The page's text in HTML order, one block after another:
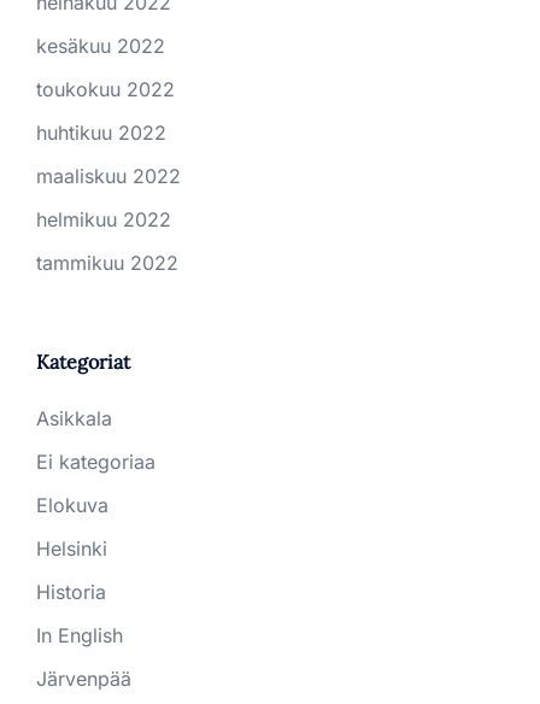
kesäkuu 2022
toukokuu 2022
huhtikuu 2022
maaliskuu 2022
helmikuu 2022
tammikuu 2022
Kategoriat
Asikkala
Ei kategoriaa
Elokuva
Helsinki
Historia
In English
Järvenpää